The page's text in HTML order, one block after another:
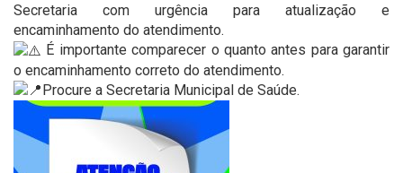
Secretaria com urgência para atualização e
encaminhamento do atendimento.
É importante comparecer o quanto antes para garantir
o encaminhamento correto do atendimento.
Procure a Secretaria Municipal de Saúde.